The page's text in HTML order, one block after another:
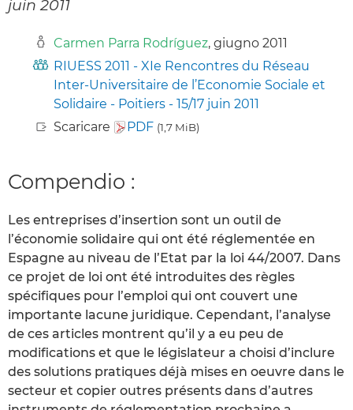
juin 2011
Carmen Parra Rodríguez, giugno 2011
RIUESS 2011 - XIe Rencontres du Réseau
Inter-Universitaire de l’Economie Sociale et
Solidaire - Poitiers - 15/17 juin 2011
Scaricare
PDF (1,7 MiB)
Compendio :
Les entreprises d’insertion sont un outil de
l’économie solidaire qui ont été réglementée en
Espagne au niveau de l’Etat par la loi 44/2007. Dans
ce projet de loi ont été introduites des règles
spécifiques pour l’emploi qui ont couvert une
importante lacune juridique. Cependant, l’analyse
de ces articles montrent qu’il y a eu peu de
modifications et que le législateur a choisi d’inclure
des solutions pratiques déjà mises en oeuvre dans le
secteur et copier outres présents dans d’autres